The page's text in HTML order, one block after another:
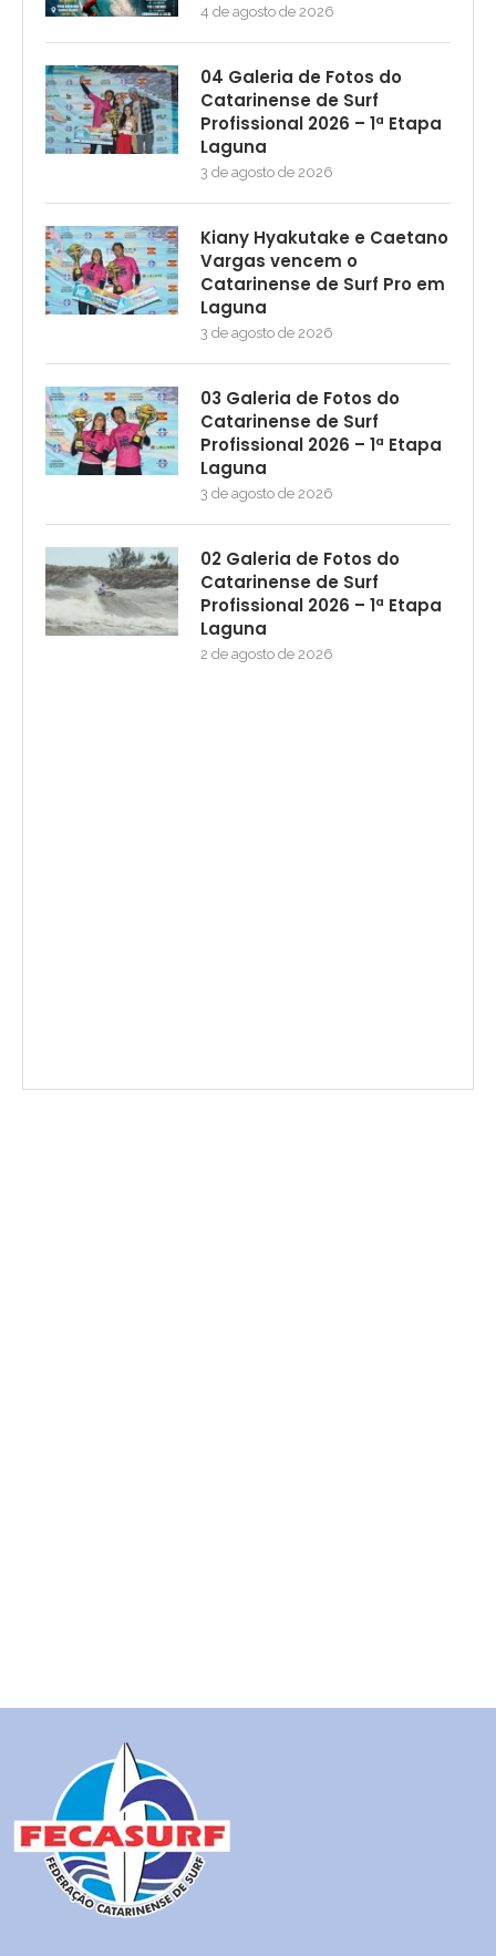
4 de agosto de 2026
04 Galeria de Fotos do
Catarinense de Surf
Profissional 2026 – 1ª Etapa
Laguna
3 de agosto de 2026
Kiany Hyakutake e Caetano
Vargas vencem o
Catarinense de Surf Pro em
Laguna
3 de agosto de 2026
03 Galeria de Fotos do
Catarinense de Surf
Profissional 2026 – 1ª Etapa
Laguna
3 de agosto de 2026
02 Galeria de Fotos do
Catarinense de Surf
Profissional 2026 – 1ª Etapa
Laguna
2 de agosto de 2026